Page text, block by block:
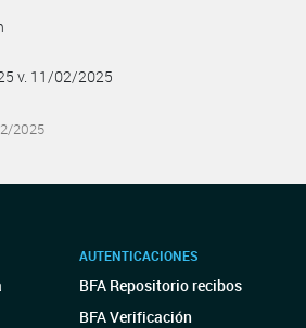
v. 11/02/2025
2025
AUTENTICACIONES
BFA Repositorio recibos
BFA Verificación